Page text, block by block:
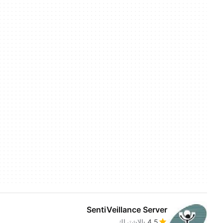
SentiVeillance Server